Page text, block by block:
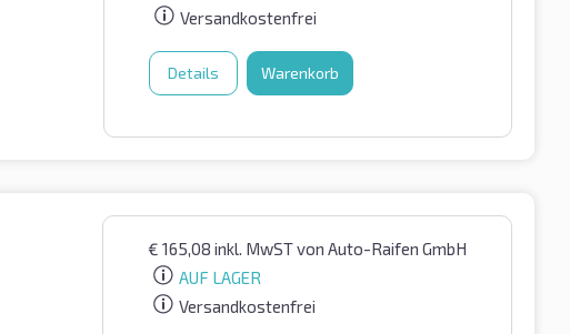
Versandkostenfrei
Details Warenkorb
€ 165,08 inkl. MwSTvon Auto-Raifen GmbH
AUF LAGER
Versandkostenfrei